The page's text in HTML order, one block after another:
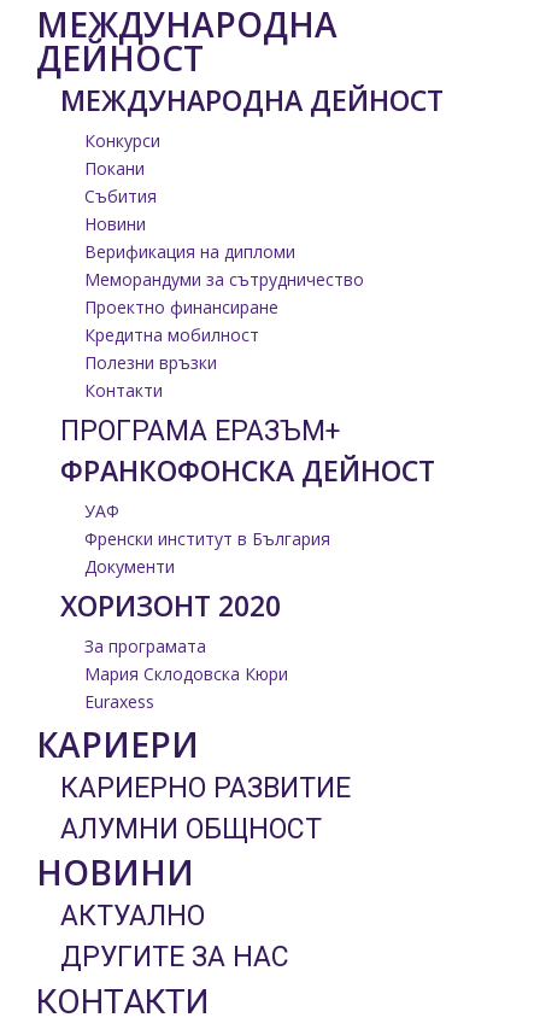
МЕЖДУНАРОДНА
ДЕЙНОСТ
МЕЖДУНАРОДНА ДЕЙНОСТ
Конкурси
Покани
Събития
Новини
Верификация на дипломи
Меморандуми за сътрудничество
Проектно финансиране
Кредитна мобилност
Полезни връзки
Контакти
ПРОГРАМА ЕРАЗЪМ+
ФРАНКОФОНСКА ДЕЙНОСТ
УАФ
Френски институт в България
Документи
ХОРИЗОНТ 2020
За програмата
Мария Склодовска Кюри
Euraxess
КАРИЕРИ
КАРИЕРНО РАЗВИТИЕ
АЛУМНИ ОБЩНОСТ
НОВИНИ
АКТУАЛНО
ДРУГИТЕ ЗА НАС
КОНТАКТИ